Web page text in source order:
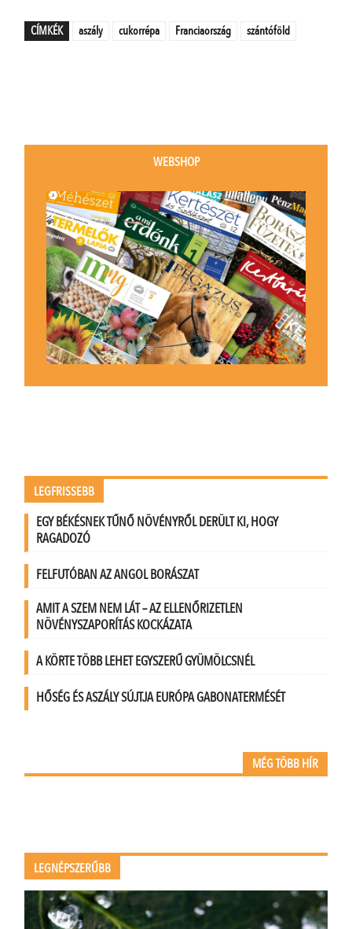
CÍMKÉK aszály cukorrépa Franciaország szántóföld
WEBSHOP
LEGFRISSEBB
EGY BÉKÉSNEK TŰNŐ NÖVÉNYRŐL DERÜLT KI, HOGY
RAGADOZÓ
FELFUTÓBAN AZ ANGOL BORÁSZAT
AMIT A SZEM NEM LÁT – AZ ELLENŐRIZETLEN
NÖVÉNYSZAPORÍTÁS KOCKÁZATA
A KÖRTE TÖBB LEHET EGYSZERŰ GYÜMÖLCSNÉL
HŐSÉG ÉS ASZÁLY SÚJTJA EURÓPA GABONATERMÉSÉT
MÉG TÖBB HÍR
LEGNÉPSZERŰBB